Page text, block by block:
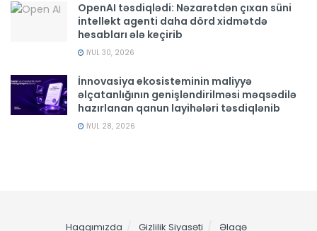
OpenAI təsdiqlədi: Nəzarətdən çıxan süni
intellekt agenti daha dörd xidmətdə
hesabları ələ keçirib
İYUL 30, 2026
İnnovasiya ekosisteminin maliyyə
əlçatanlığının genişləndirilməsi məqsədilə
hazırlanan qanun layihələri təsdiqlənib
İYUL 28, 2026
Haqqımızda Gizlilik Siyasəti Əlaqə